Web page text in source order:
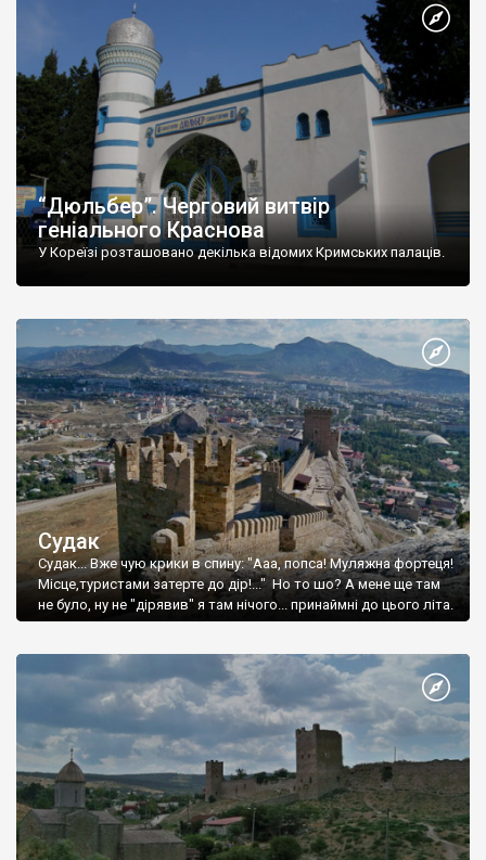
“Дюльбер”. Черговий витвір
геніального Краснова
У Кореїзі розташовано декілька відомих Кримських палаців.
Судак
Судак... Вже чую крики в спину: "Ааа, попса! Муляжна фортеця!
Місце,туристами затерте до дір!..." Но то шо? А мене ще там
не було, ну не "дірявив" я там нічого... принаймні до цього літа.